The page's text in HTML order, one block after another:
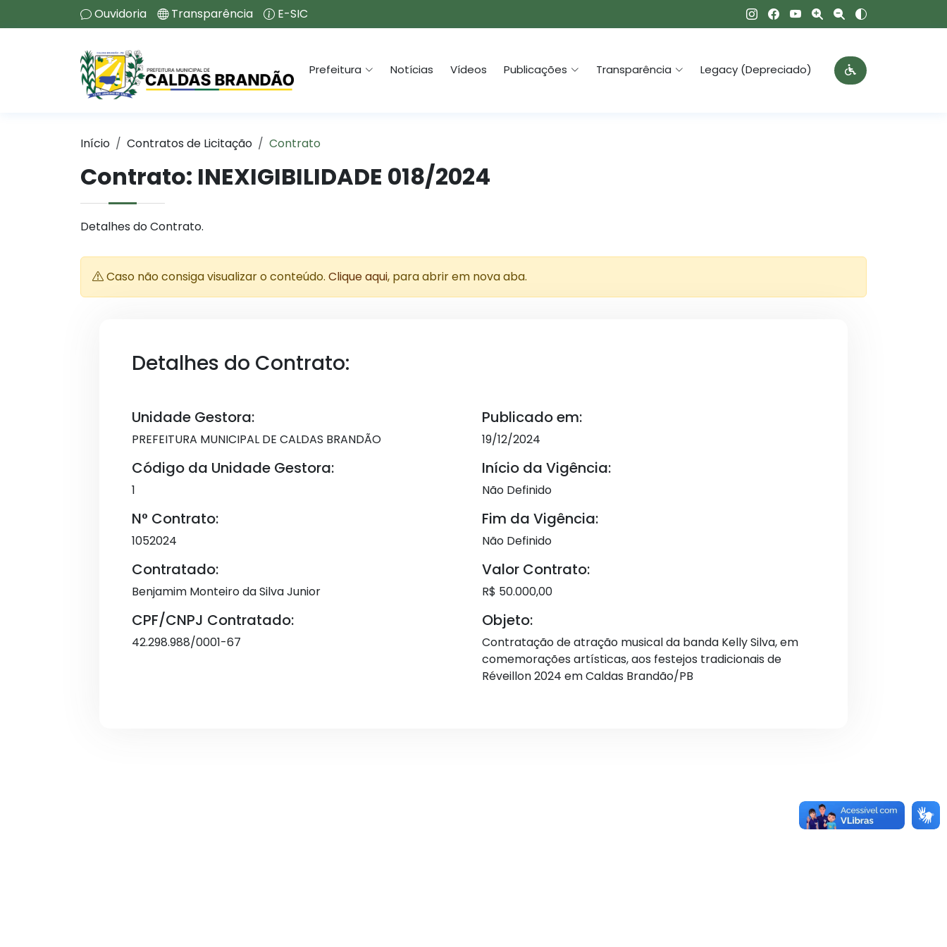
Ouvidoria Transparência E-SIC
Prefeitura Notícias Vídeos Publicações Transparência Legacy (Depreciado)
Início Contratos de Licitação Contrato
Contrato: INEXIGIBILIDADE 018/2024
Detalhes do Contrato.
Caso não consiga visualizar o conteúdo. Clique aqui, para abrir em nova aba.
Detalhes do Contrato:
Unidade Gestora:
PREFEITURA MUNICIPAL DE CALDAS BRANDÃO
Código da Unidade Gestora:
1
N° Contrato:
1052024
Contratado:
Benjamim Monteiro da Silva Junior
CPF/CNPJ Contratado:
42.298.988/0001-67
Publicado em:
19/12/2024
Início da Vigência:
Não Definido
Fim da Vigência:
Não Definido
Valor Contrato:
R$ 50.000,00
Objeto:
Contratação de atração musical da banda Kelly Silva, em
comemorações artísticas, aos festejos tradicionais de
Réveillon 2024 em Caldas Brandão/PB